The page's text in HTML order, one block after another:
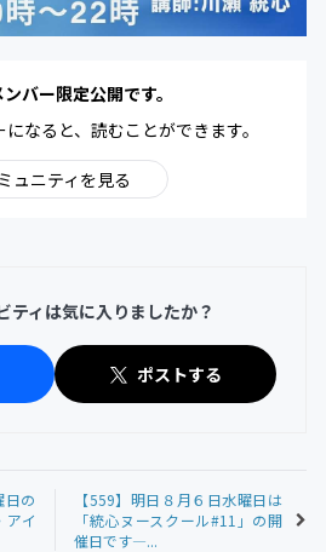
バー限定公開です。
なると、読むことができます。
ュニティを見る
ティは気に入りましたか？
ポストする
日の
イ
【559】明日８月６日水曜日は
「統心ヌースクール#11」の開
催日です—...